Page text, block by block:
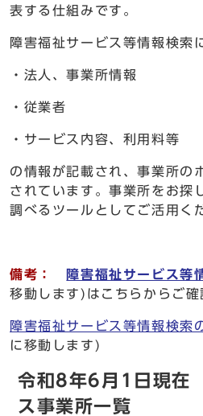
表する仕組みです。
障害福祉サービス等情報検索
・法人、事業所情報
・従業者
・サービス内容、利用料等
の情報が記載され、事業所の
されています。事業所をお探
調べるツールとしてご活用く
備考： 障害福祉サービス等
移動します)はこちらからご確
障害福祉サービス等情報検索
に移動します)
令和8年6月1日現在
ス事業所一覧